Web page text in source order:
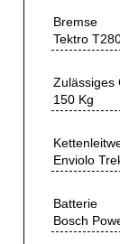
Bremse
Tektro
Zulässiges
150 Kg
Enviolo
Batterie
Bosch